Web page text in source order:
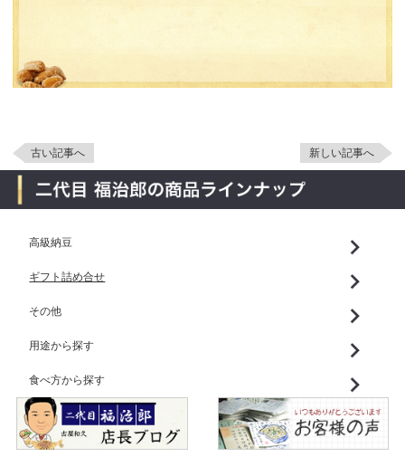
古い記事へ 新しい記事へ
高級納豆
ギフト詰め合せ
その他
用途から探す
食べ方から探す